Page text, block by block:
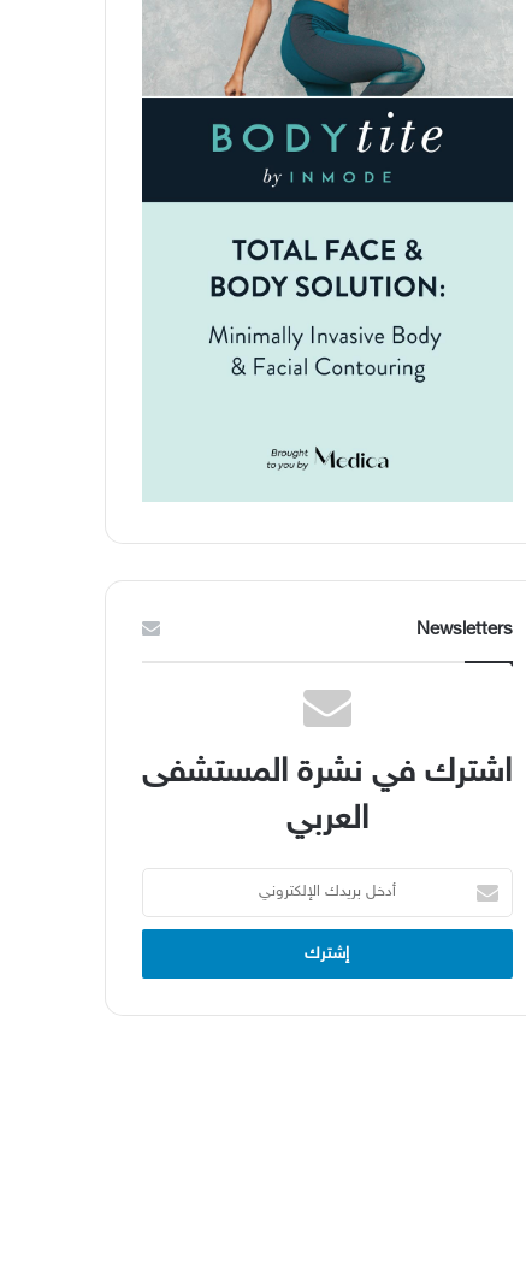
Newsletters
اشترك في نشرة المستشفى
العربي
بريدك
الإلكتروني